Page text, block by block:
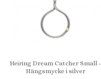
Heiring Dream Catcher Small -
Hängsmycke i silver